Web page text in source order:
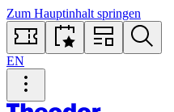
Zum Hauptinhalt springen
EN